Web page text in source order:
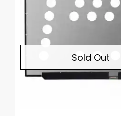
Sold Out